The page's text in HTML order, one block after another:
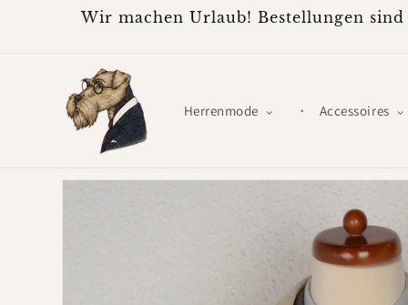
Wir machen Urlaub! Bestellungen
Herrenmode Accessoires
Zu